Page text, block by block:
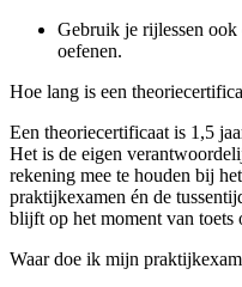
Gebruik je rijlessen
oefenen.
Hoe lang is een
Een theoriecertificaat is 1,5
Het is de eigen
rekening mee te houden bij
praktijkexamen én de
blijft op het moment van toets
Waar doe ik mijn